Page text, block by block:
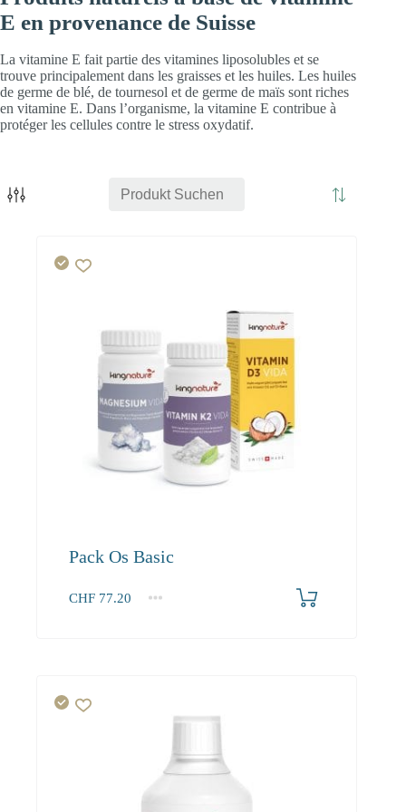
E en provenance de Suisse
La vitamine E fait partie des vitamines liposolubles et se
trouve principalement dans les graisses et les huiles. Les huiles
de germe de blé, de tournesol et de germe de maïs sont riches
en vitamine E. Dans l’organisme, la vitamine E contribue à
protéger les cellules contre le stress oxydatif.
Pack Os Basic
CHF 77.20
1+